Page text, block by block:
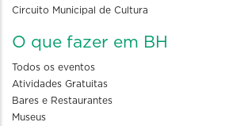
Circuito Municipal de Cultura
O que fazer em BH
Todos os eventos
Atividades Gratuitas
Bares e Restaurantes
Museus